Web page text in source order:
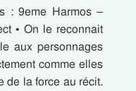
: 9eme Harmos –
• On le reconnait
aux personnages
comme elles
de la force au récit.